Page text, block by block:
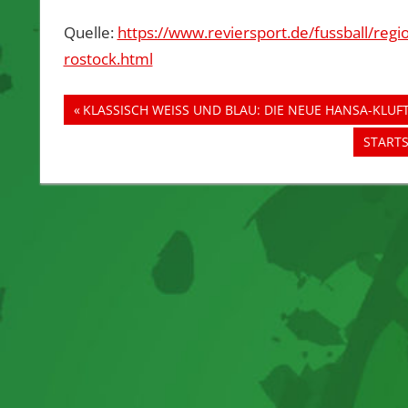
Quelle: https://www.reviersport.de/fussball/
rostock.html
Beitragsnavigation
Vorheriger
Beitrag:
KLASSISCH WEISS UND BLAU: DIE NEUE HANSA-